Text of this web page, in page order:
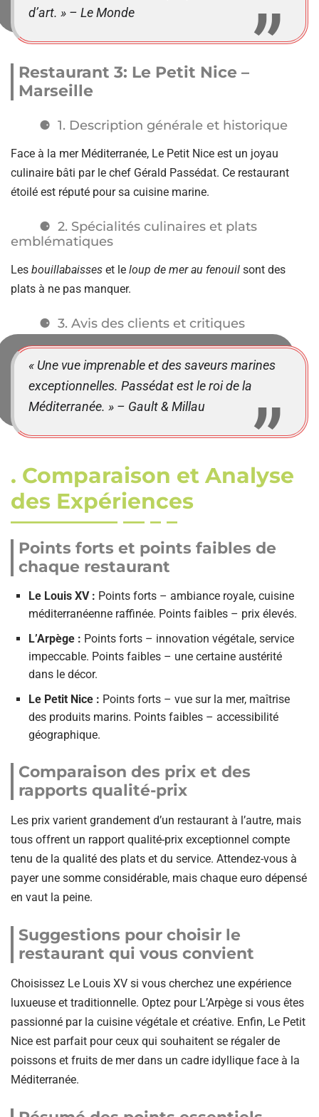
d’art. » – Le Monde
Restaurant 3: Le Petit Nice –
Marseille
1. Description générale et historique
Face à la mer Méditerranée, Le Petit Nice est un joyau
culinaire bâti par le chef Gérald Passédat. Ce restaurant
étoilé est réputé pour sa cuisine marine.
2. Spécialités culinaires et plats
emblématiques
Les bouillabaisses et le loup de mer au fenouil sont des
plats à ne pas manquer.
3. Avis des clients et critiques
« Une vue imprenable et des saveurs marines
exceptionnelles. Passédat est le roi de la
Méditerranée. » – Gault & Millau
. Comparaison et Analyse
des Expériences
Points forts et points faibles de
chaque restaurant
Le Louis XV : Points forts – ambiance royale, cuisine
méditerranéenne raffinée. Points faibles – prix élevés.
L’Arpège : Points forts – innovation végétale, service
impeccable. Points faibles – une certaine austérité
dans le décor.
Le Petit Nice : Points forts – vue sur la mer, maîtrise
des produits marins. Points faibles – accessibilité
géographique.
Comparaison des prix et des
rapports qualité-prix
Les prix varient grandement d’un restaurant à l’autre, mais
tous offrent un rapport qualité-prix exceptionnel compte
tenu de la qualité des plats et du service. Attendez-vous à
payer une somme considérable, mais chaque euro dépensé
en vaut la peine.
Suggestions pour choisir le
restaurant qui vous convient
Choisissez Le Louis XV si vous cherchez une expérience
luxueuse et traditionnelle. Optez pour L’Arpège si vous êtes
passionné par la cuisine végétale et créative. Enfin, Le Petit
Nice est parfait pour ceux qui souhaitent se régaler de
poissons et fruits de mer dans un cadre idyllique face à la
Méditerranée.